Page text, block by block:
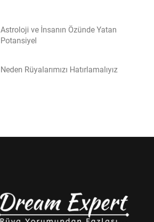
Astroloji ve İnsanın Özünde Yatan
Potansiyel
Neden Rüyalarımızı Hatırlamalıyız